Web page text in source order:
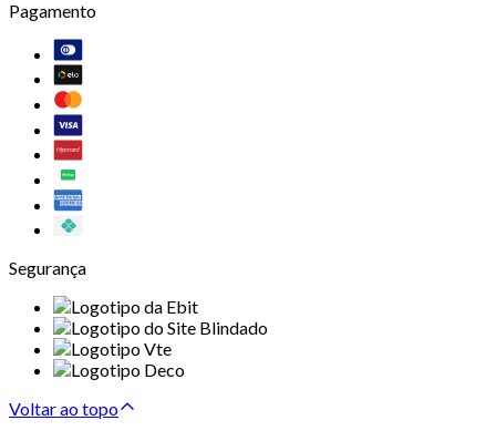
Pagamento
Segurança
Voltar ao topo